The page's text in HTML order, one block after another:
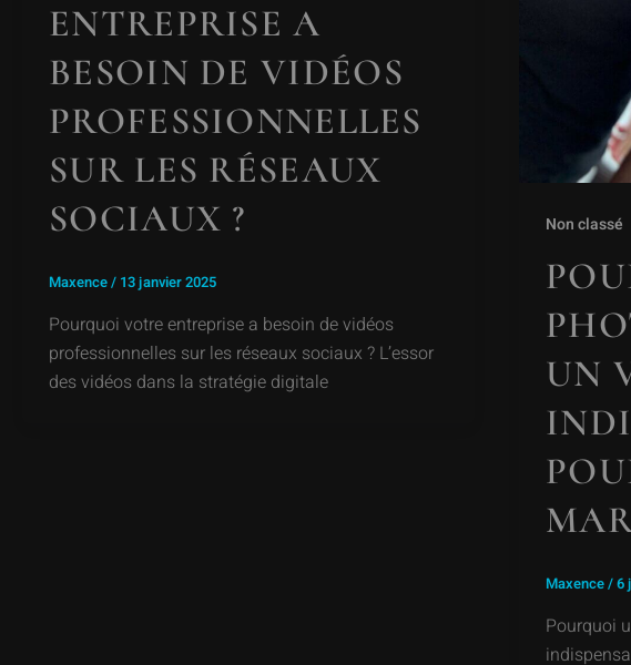
ENTREPRISE A
BESOIN DE VIDÉOS
PROFESSIONNELLES
SUR LES RÉSEAUX
SOCIAUX ?
Maxence/ 13 janvier 2025
Pourquoi votre entreprise a besoin de vidéos
professionnelles sur les réseaux sociaux ? L’essor
des vidéos dans la stratégie digitale
Non classé
UN
Maxence/6
Pourquoi